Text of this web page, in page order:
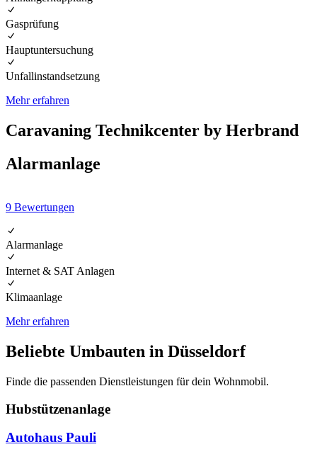
Gasprüfung
Hauptuntersuchung
Unfallinstandsetzung
Mehr erfahren
Caravaning Technikcenter by Herbrand
Alarmanlage
9 Bewertungen
Alarmanlage
Internet & SAT Anlagen
Klimaanlage
Mehr erfahren
Beliebte Umbauten in Düsseldorf
Finde die passenden Dienstleistungen für dein Wohnmobil.
Hubstützenanlage
Autohaus Pauli